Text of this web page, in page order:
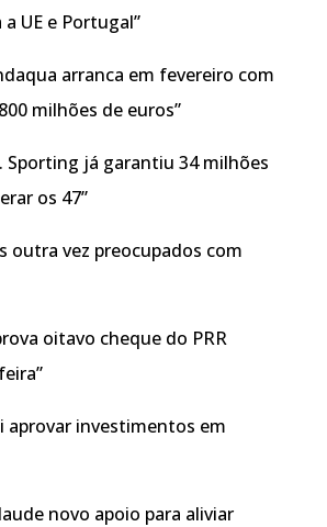
a UE e Portugal”
arranca em fevereiro com
milhões de euros”
Sporting já garantiu 34 milhões
os 47”
outra vez preocupados com
oitavo cheque do PRR
aprovar investimentos em
novo apoio para aliviar